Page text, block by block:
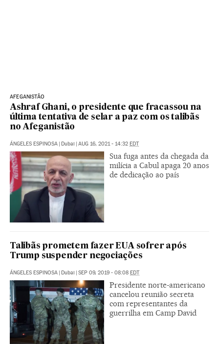
AFEGANISTÃO
Ashraf Ghani, o presidente que fracassou na
última tentativa de selar a paz com os talibãs
no Afeganistão
ÁNGELES ESPINOSA Dubai AUG 16, 2021 - 14:32 EDT
Sua fuga antes da chegada da
milícia a Cabul apaga 20 anos
de dedicação ao país
Talibãs prometem fazer EUA sofrer após
Trump suspender negociações
ÁNGELES ESPINOSA Dubai SEP 09, 2019 - 08:08 EDT
Presidente norte-americano
cancelou reunião secreta
com representantes da
guerrilha em Camp David